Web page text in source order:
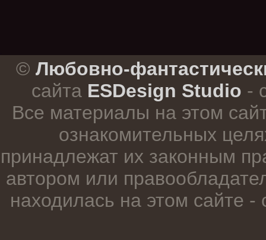
© Любовно-
сайта ESDesign Studio -
Все материалы на этом
ознакомительных
принадлежат их законным
автором или
находилась на этом сайте